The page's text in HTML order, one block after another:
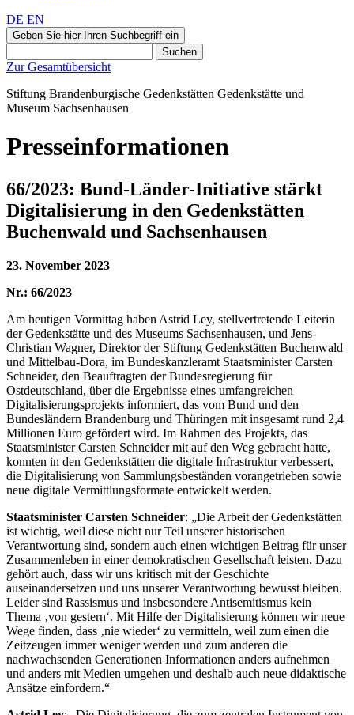
DE EN
Geben Sie hier Ihren Suchbegriff ein
Suchen
Zur Gesamtübersicht
Stiftung Brandenburgische Gedenkstätten Gedenkstätte und
Museum Sachsenhausen
Presseinformationen
66/2023: Bund-Länder-Initiative stärkt
Digitalisierung in den Gedenkstätten
Buchenwald und Sachsenhausen
23. November 2023
Nr.: 66/2023
Am heutigen Vormittag haben Astrid Ley, stellvertretende Leiterin
der Gedenkstätte und des Museums Sachsenhausen, und Jens-
Christian Wagner, Direktor der Stiftung Gedenkstätten Buchenwald
und Mittelbau-Dora, im Bundeskanzleramt Staatsminister Carsten
Schneider, den Beauftragten der Bundesregierung für
Ostdeutschland, über die Ergebnisse eines umfangreichen
Digitalisierungsprojekts informiert, das vom Bund und den
Bundesländern Brandenburg und Thüringen mit insgesamt rund 2,4
Millionen Euro gefördert wird. Im Rahmen des Projekts, das
Staatsminister Carsten Schneider mit auf den Weg gebracht hatte,
konnten in den Gedenkstätten die digitale Infrastruktur verbessert,
die Digitalisierung von Sammlungsbeständen vorangetrieben sowie
neue digitale Vermittlungsformate entwickelt werden.
Staatsminister Carsten Schneider: „Die Arbeit der Gedenkstätten
ist wichtig, weil diese nicht nur Teil unserer historischen
Verantwortung sind, sondern auch einen wichtigen Beitrag für unser
Zusammenleben in einer demokratischen Gesellschaft leisten. Dazu
gehört auch, dass wir uns kritisch mit der Geschichte
auseinandersetzen und uns unserer Verantwortung bewusst bleiben.
Leider sind Rassismus und insbesondere Antisemitismus kein
Thema ‚von gestern‘. Mit Hilfe der Digitalisierung können wir neue
Wege finden, dass ‚nie wieder‘ zu vermitteln, weil zum einen die
Zeitzeugen immer weniger werden und zum anderen die
nachwachsenden Generationen Informationen anders aufnehmen
und anders mit Medien umgehen und deshalb auch neue didaktische
Ansätze einfordern.“